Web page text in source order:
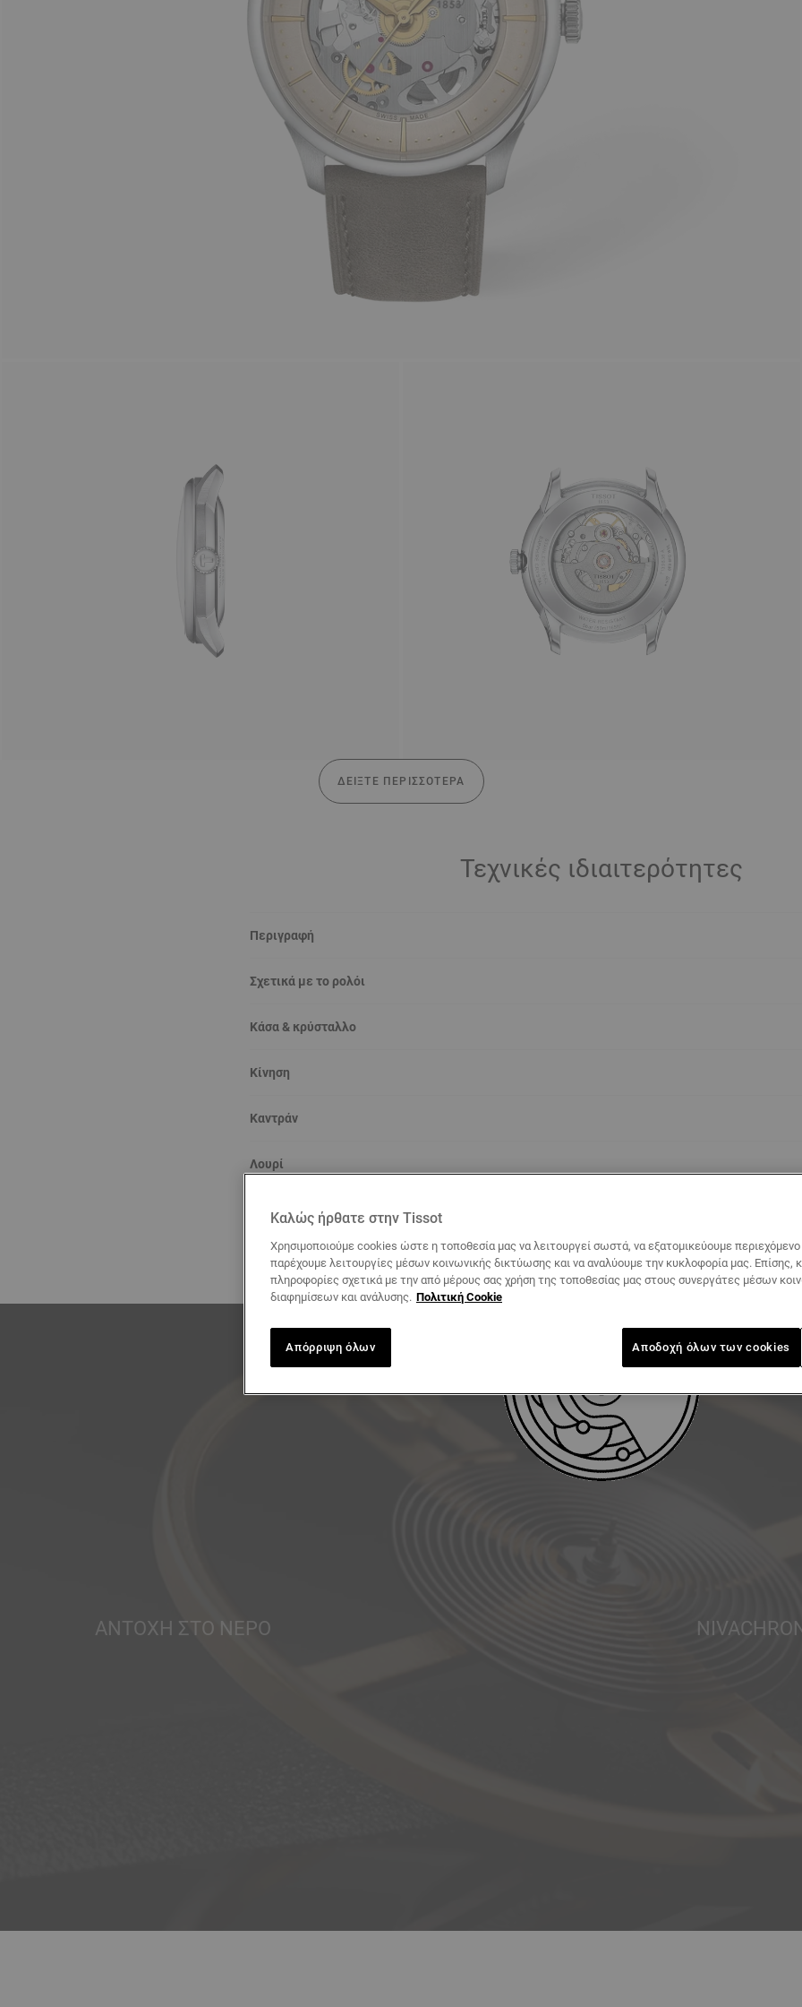
ΔΕΊΞΤΕ ΠΕΡΙΣΣΌΤΕΡΑ
Τεχνικές ιδιαιτερότητες
Περιγραφή
Σχετικά με το ρολόι
Κάσα & κρύσταλλο
Κίνηση
Καντράν
Λουρί
ΑΝΤΟΧΉ ΣΤΟ ΝΕΡΌ
Καλώς ήρθατε στην Tissot
Χρησιμοποιούμε cookies ώστε η τοποθεσία μας να λειτουργεί σωστά, να εξατομικεύουμε περιεχόμενο
παρέχουμε λειτουργίες μέσων κοινωνικής δικτύωσης και να αναλύουμε την κυκλοφορία μας. Επίσης,
πληροφορίες σχετικά με την από μέρους σας χρήση της τοποθεσίας μας στους συνεργάτες μέσων
διαφημίσεων και ανάλυσης. Πολιτική Cookie
Απόρριψη όλων Αποδοχή όλων των cookies